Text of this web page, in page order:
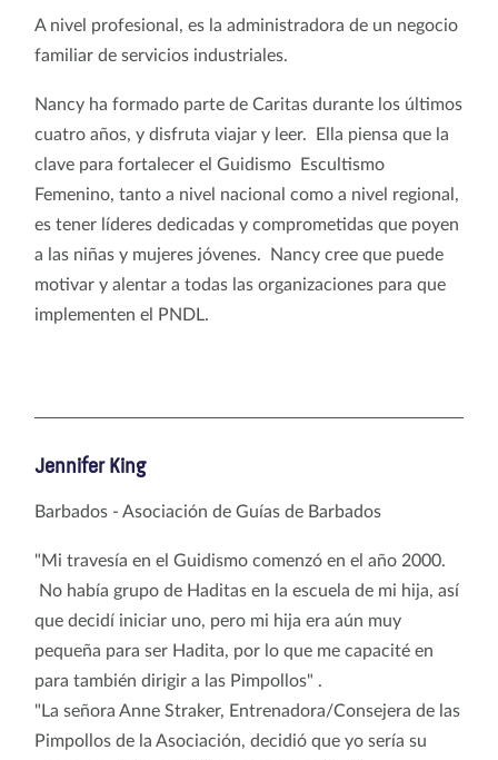
A nivel profesional, es la administradora de un negocio
familiar de servicios industriales.
Nancy ha formado parte de Caritas durante los últimos
cuatro años, y disfruta viajar y leer. Ella piensa que la
clave para fortalecer el Guidismo Escultismo
Femenino, tanto a nivel nacional como a nivel regional,
es tener líderes dedicadas y comprometidas que poyen
a las niñas y mujeres jóvenes. Nancy cree que puede
motivar y alentar a todas las organizaciones para que
implementen el PNDL.
Jennifer King
Barbados - Asociación de Guías de Barbados
"Mi travesía en el Guidismo comenzó en el año 2000.
No había grupo de Haditas en la escuela de mi hija, así
que decidí iniciar uno, pero mi hija era aún muy
pequeña para ser Hadita, por lo que me capacité en
para también dirigir a las Pimpollos" .
"La señora Anne Straker, Entrenadora/Consejera de las
Pimpollos de la Asociación, decidió que yo sería su